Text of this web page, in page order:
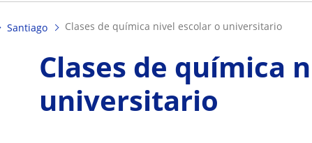
Santiago clases de química nivel escolar o universitario
Clases de química
universitario